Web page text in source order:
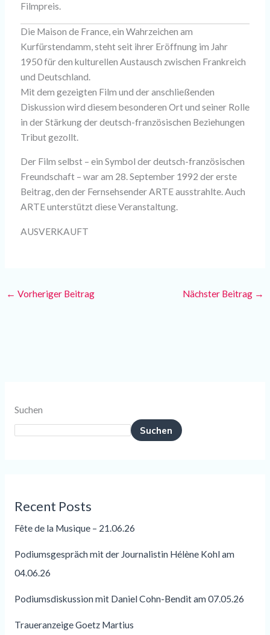
Filmpreis.
Die Maison de France, ein Wahrzeichen am
Kurfürstendamm, steht seit ihrer Eröffnung im Jahr
1950 für den kulturellen Austausch zwischen Frankreich
und Deutschland.
Mit dem gezeigten Film und der anschließenden
Diskussion wird diesem besonderen Ort und seiner Rolle
in der Stärkung der deutsch-französischen Beziehungen
Tribut gezollt.
Der Film selbst – ein Symbol der deutsch-französischen
Freundschaft – war am 28. September 1992 der erste
Beitrag, den der Fernsehsender ARTE ausstrahlte. Auch
ARTE unterstützt diese Veranstaltung.
AUSVERKAUFT
← Vorheriger Beitrag Nächster Beitrag →
Suchen
Suchen
Recent Posts
Fête de la Musique – 21.06.26
Podiumsgespräch mit der Journalistin Hélène Kohl am
04.06.26
Podiumsdiskussion mit Daniel Cohn-Bendit am 07.05.26
Traueranzeige Goetz Martius